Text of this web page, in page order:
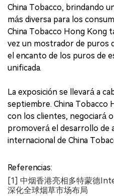
China Tobacco, brindando
más diversa para los
China Tobacco Hong Kong
vez un mostrador de puros
el encanto de los puros de
unificada.
La exposición se llevará a
septiembre. China Tobacco
con los clientes, negociará
promoverá el desarrollo de
internacional de China
Referencias:
[1] 中烟香港亮相多特蒙德
深化全球烟草市场布局